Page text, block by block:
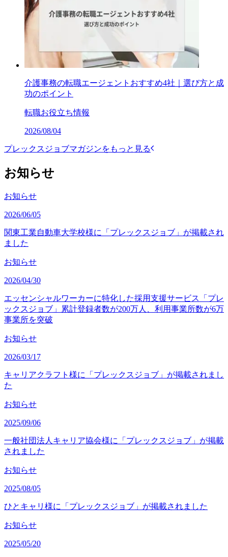
介護事務の転職エージェントおすすめ4社｜選び方と成
功のポイント
転職お役立ち情報
2026/08/04
プレックスジョブマガジンをもっと見る
お知らせ
お知らせ
2026/06/05
関東工業自動車大学校様に「プレックスジョブ」が掲載され
ました
お知らせ
2026/04/30
エッセンシャルワーカーに特化した採用支援サービス「プレ
ックスジョブ」累計登録者数が200万人、利用事業所数が6万
事業所を突破
お知らせ
2026/03/17
キャリアクラフト様に「プレックスジョブ」が掲載されまし
た
お知らせ
2025/09/06
一般社団法人キャリア協会様に「プレックスジョブ」が掲載
されました
お知らせ
2025/08/05
ひとキャリ様に「プレックスジョブ」が掲載されました
お知らせ
2025/05/20